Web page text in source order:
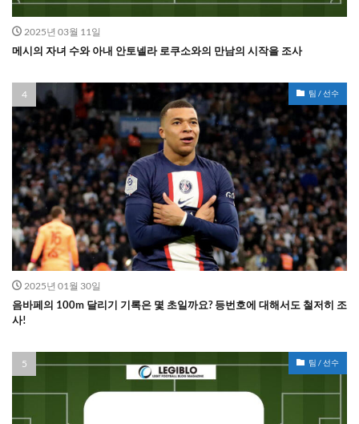
2025년 03월 11일
메시의 자녀 수와 아내 안토넬라 로쿠소와의 만남의 시작을 조사
팀 / 선수
2025년 01월 30일
음바페의 100m 달리기 기록은 몇 초일까요? 등번호에 대해서도 철저히 조
사!
팀 / 선수